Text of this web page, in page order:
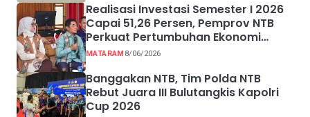
Realisasi Investasi Semester I 2026
Capai 51,26 Persen, Pemprov NTB
Perkuat Pertumbuhan Ekonomi
Inklusif melalui UMKM
MATARAM 8/06/2026
Banggakan NTB, Tim Polda NTB
Rebut Juara III Bulutangkis Kapolri
Cup 2026